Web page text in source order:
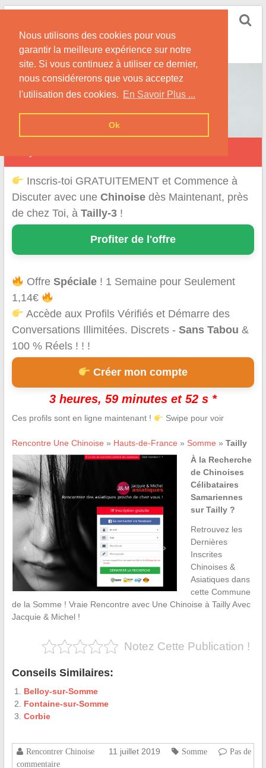
Nous utilisons des cookies pour vous
garantir la meilleure expérience sur notre
site. Si vous continuez à utiliser ce dernier,
nous considérerons que vous acceptez
l'utilisation des cookies. En Savoir Plus ...
Ok
Skip
content
Nos Conseils pour Rencontrer Une Femme
Originaire de Chine !
Inscris-toi GRATUITEMENT et Commence à
Discuter avec une Chinoisedès Maintenant, près
de chez Toi, à Tailly-3!
Profiter de l'offre
OffreSpéciale ! 1 Semaine pour Seulement
1,14€
Accède aux Profils Vérifiés et Démarre des
Conversations Illimitées. Discrets - Sans Tabou &
100 % Réels ! ! !
Créer mon compte
3 heures, 59 minutes et 52 s *
Ces profils sont en ligne maintenant ! Swipe pour voir
Rencontre Une Chinoise » Hauts-de-France » Somme » Tailly
À la Recherche
de Chinoises
Célibataires
Samariennes
sur Tailly ?
Retrouvez les
Dernières
Inscrites
Chinoises &
Asiatiques dans
cette Commune
de la Somme ! Vraie Rencontre avec Une Chinoise à Tailly Avec
Jacquie & Michel !
Notez Cette Publication !
Conseils Similaires:
Belloy-sur-Somme
Fontaine-sur-Somme
Corbie
Rencontrer Chinoise 11 juillet 2019 Somme
Pas de
commentaire